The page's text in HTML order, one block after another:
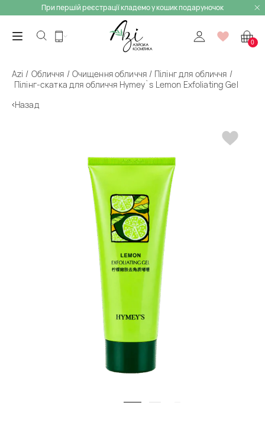
При першій реєстрації кладемо у кошик подаруночок
0
Azi Обличчя Очищення обличчя
Пілінг для обличчя
Пілінг-скатка для обличчя Hymey`s Lemon Exfoliating Gel
Назад